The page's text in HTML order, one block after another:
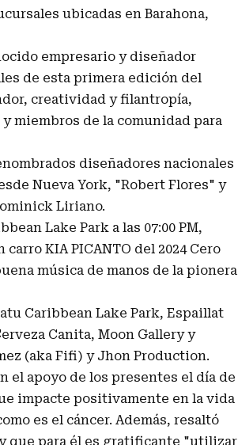
ubicadas en Barahona,
empresario y diseñador
de esta primera edición del
creatividad y filantropía,
miembros de la comunidad para
diseñadores nacionales
Nueva York, "Robert Flores" y
Liriano.
Lake Park a las 07:00 PM,
KIA PICANTO del 2024 Cero
música de manos de la pionera
Caribbean Lake Park, Espaillat
Canita, Moon Gallery y
(aka Fifi) y Jhon Production.
el apoyo de los presentes el día de
impacte positivamente en la vida
es el cáncer. Además, resaltó
que para él es gratificante "utilizar